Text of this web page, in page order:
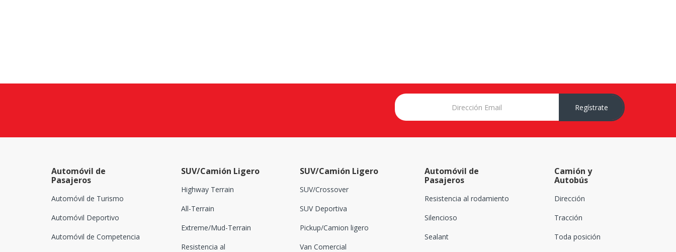
Regístrate
Automóvil de
Pasajeros
Automóvil de Turismo
Automóvil Deportivo
Automóvil de Competencia
SUV/Camión Ligero
Highway Terrain
All-Terrain
Extreme/Mud-Terrain
Resistencia al
SUV/Camión Ligero
SUV/Crossover
SUV Deportiva
Pickup/Camion ligero
Van Comercial
Automóvil de
Pasajeros
Resistencia al rodamiento
Silencioso
Sealant
Camión y
Autobús
Dirección
Tracción
Toda posición